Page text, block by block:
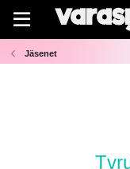
Jäsenet